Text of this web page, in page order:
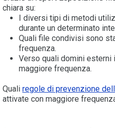
chiara su:
I diversi tipi di metodi
durante un determinato
Quali file condivisi sono
frequenza.
Verso quali domini
maggiore frequenza.
Quali regole di prevenzione
attivate con maggiore